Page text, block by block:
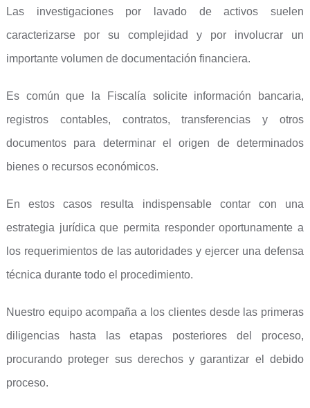
Las investigaciones por lavado de activos suelen
caracterizarse por su complejidad y por involucrar un
importante volumen de documentación financiera.
Es común que la Fiscalía solicite información bancaria,
registros contables, contratos, transferencias y otros
documentos para determinar el origen de determinados
bienes o recursos económicos.
En estos casos resulta indispensable contar con una
estrategia jurídica que permita responder oportunamente a
los requerimientos de las autoridades y ejercer una defensa
técnica durante todo el procedimiento.
Nuestro equipo acompaña a los clientes desde las primeras
diligencias hasta las etapas posteriores del proceso,
procurando proteger sus derechos y garantizar el debido
proceso.